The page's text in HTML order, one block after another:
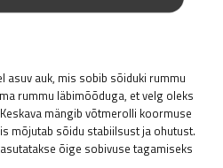
asuv auk, mis sobib sõiduki rummu
rummu läbimõõduga, et velg oleks
mängib võtmerolli koormuse
mõjutab sõidu stabiilsust ja ohutust.
õige sobivuse tagamiseks